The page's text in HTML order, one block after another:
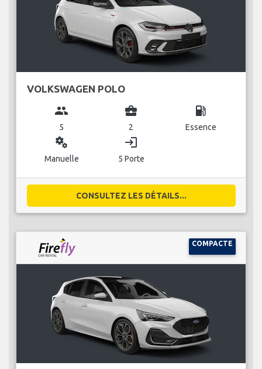
VOLKSWAGEN POLO
group
5
business_center
2
local_gas_station
Essence
miscellaneous_services
Manuelle
login
5 Porte
CONSULTEZ LES DÉTAILS...
COMPACTE